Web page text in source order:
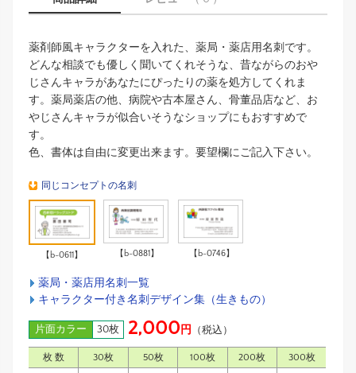
薬剤師風キャラクターを入れた、薬局・薬店用名刺です。
どんな相談でも優しく聞いてくれそうな、昔ながらのおや
じさんキャラがあなたにぴったりの薬を処方してくれま
す。薬局薬店の他、病院や古本屋さん、骨董品店など、お
やじさんキャラが似合いそうなショップにもおすすめで
す。
色、書体は自由に変更出来ます。要望欄にご記入下さい。
同じコンセプトの名刺
【b-0611】 【b-0881】 【b-0746】
薬局・薬店用名刺一覧
キャラクター付き名刺デザイン集（生きもの）
片面カラー 30枚 2,000円 （税込）
枚 数 30枚 50枚 100枚 200枚 300枚